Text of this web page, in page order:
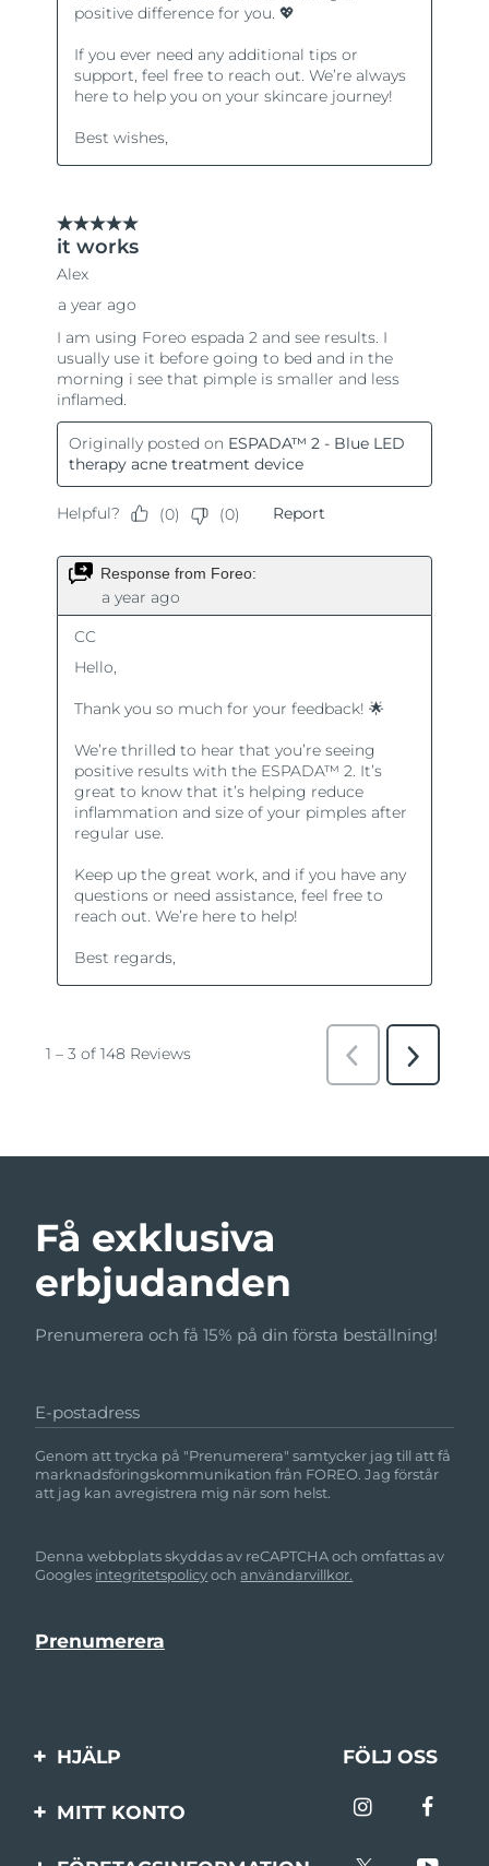
Få exklusiva
erbjudanden
Prenumerera och få 15% på din första beställning!
E-postadress
Genom att trycka på "Prenumerera" samtycker jag till att få
marknadsföringskommunikation från FOREO. Jag förstår
att jag kan avregistrera mig när som helst.
Denna webbplats skyddas av reCAPTCHA och omfattas av
Googles integritetspolicyochanvändarvillkor.
HJÄLP
Kontakta oss
FÖLJ OSS
MITT KONTO
Produktregistrering